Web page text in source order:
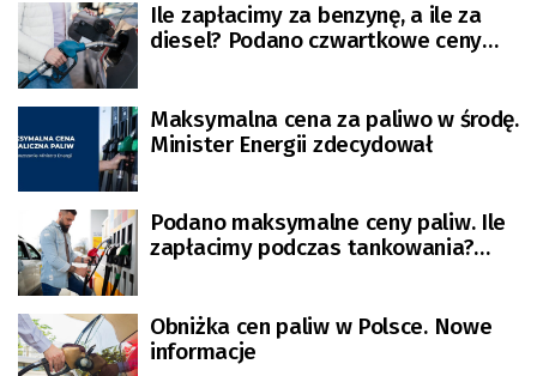
Ile zapłacimy za benzynę, a ile za
diesel? Podano czwartkowe ceny
Maksymalna cena za paliwo w środę.
Minister Energii zdecydował
Podano maksymalne ceny paliw. Ile
zapłacimy podczas tankowania?
Obniżka cen paliw w Polsce. Nowe
informacje